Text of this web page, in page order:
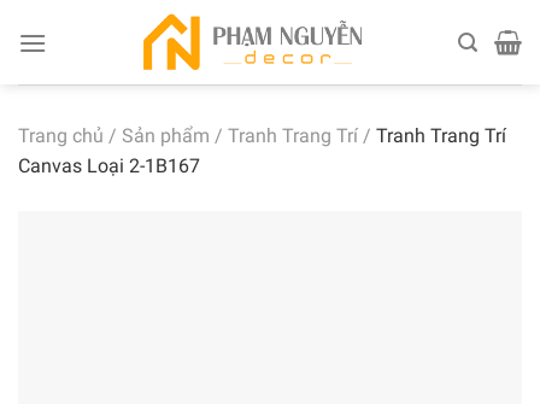
Trang chủ / Sản phẩm / Tranh Trang Trí / Tranh Trang Trí
Canvas Loại 2-1B167